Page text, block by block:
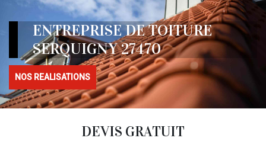
ENTREPRISE DE TOITURE
SERQUIGNY 27470
NOS REALISATIONS
DEVIS GRATUIT